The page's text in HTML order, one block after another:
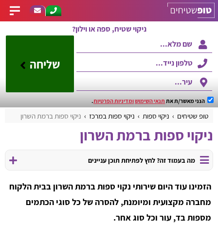
ניקוי שטיח, ספה או וילון?
שליחה
הנני מאשר/ת את תנאי השימושומדיניות הפרטיות.
טופ שטיחים ניקוי ספות ניקוי ספות במרכז ניקוי ספות ברמת השרון
ניקוי ספות ברמת השרון
מה בעמוד זה? לחץ לפתיחת תוכן עניינים
הזמינו עוד היום שירותי נקוי ספות ברמת השרון בבית הלקוח
מחברה מקצועית ומיומנת, להסרה של כל סוגי הכתמים
מספות בד, עור וכל סוג אחר.